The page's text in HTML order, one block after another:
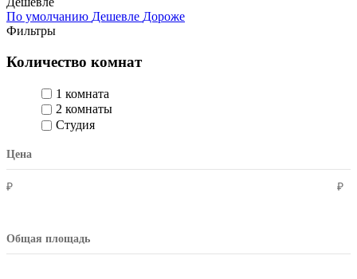
По умолчанию Дешевле Дороже
Фильтры
Количество комнат
1 комната
2 комнаты
Студия
Цена
₽ ₽
Общая площадь